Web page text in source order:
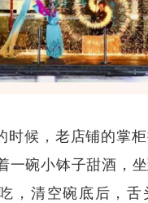
时候，老店铺的掌
一碗小钵子甜酒，
，清空碗底后，舌